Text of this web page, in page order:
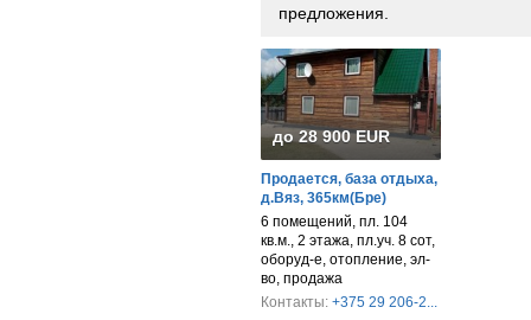
предложения.
до 28 900 EUR
Продается, база отдыха,
д.Вяз, 365км(Бре)
6 помещений, пл. 104
кв.м., 2 этажа, пл.уч. 8 сот,
оборуд-е, отопление, эл-
во, продажа
Контакты: +375 29 206-2...